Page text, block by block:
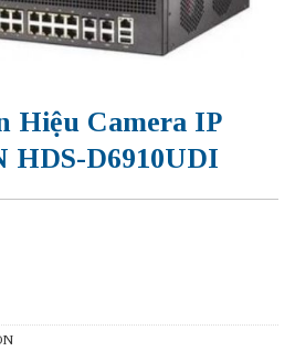
Hiệu Camera IP
HDS-D6910UDI